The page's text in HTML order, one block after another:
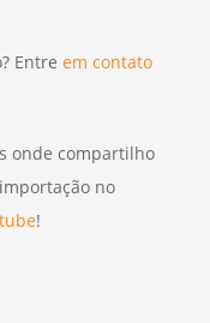
Entre em contato
onde compartilho
no
!